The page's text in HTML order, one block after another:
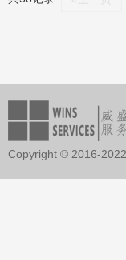
Copyright © 2016-